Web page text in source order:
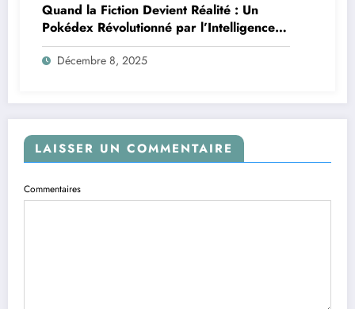
Quand la Fiction Devient Réalité : Un
Pokédex Révolutionné par l’Intelligence
Artificielle
Décembre 8, 2025
LAISSER UN COMMENTAIRE
Commentaires